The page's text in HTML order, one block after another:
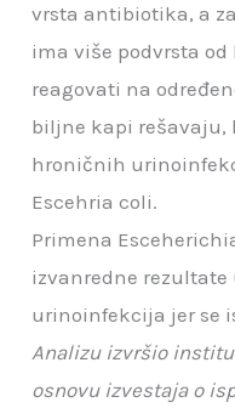
vrsta antibiotika, a
ima više podvrsta
reagovati na
biljne kapi rešavaju,
hroničnih
Escehria coli.
Primena
izvanredne
urinoinfekcija jer se
Analizu izvršio
osnovu izvestaja o